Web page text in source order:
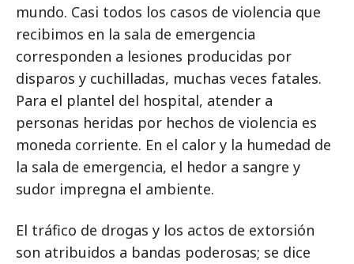
mundo. Casi todos los casos de violencia que
recibimos en la sala de emergencia
corresponden a lesiones producidas por
disparos y cuchilladas, muchas veces fatales.
Para el plantel del hospital, atender a
personas heridas por hechos de violencia es
moneda corriente. En el calor y la humedad de
la sala de emergencia, el hedor a sangre y
sudor impregna el ambiente.
El tráfico de drogas y los actos de extorsión
son atribuidos a bandas poderosas; se dice